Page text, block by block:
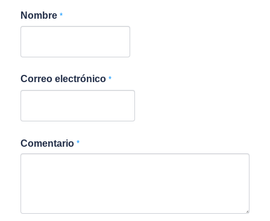
Nombre *
Correo electrónico *
Comentario *